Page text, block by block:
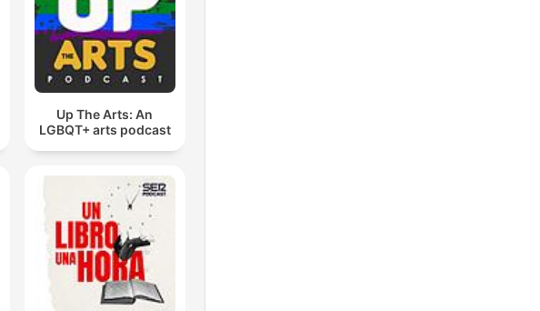
Up The Arts: An
LGBQT+ arts podcast